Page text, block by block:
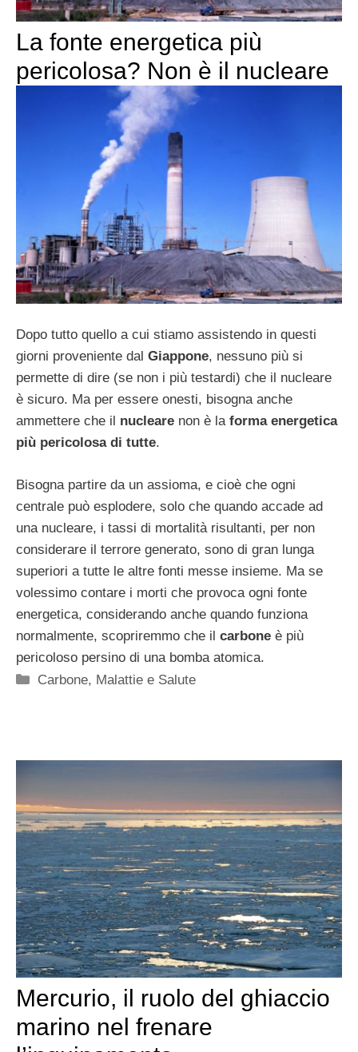
La fonte energetica più
pericolosa? Non è il nucleare
Dopo tutto quello a cui stiamo assistendo in questi
giorni proveniente dal Giappone, nessuno più si
permette di dire (se non i più testardi) che il nucleare
è sicuro. Ma per essere onesti, bisogna anche
ammettere che il nucleare non è la forma energetica
più pericolosa di tutte.
Bisogna partire da un assioma, e cioè che ogni
centrale può esplodere, solo che quando accade ad
una nucleare, i tassi di mortalità risultanti, per non
considerare il terrore generato, sono di gran lunga
superiori a tutte le altre fonti messe insieme. Ma se
volessimo contare i morti che provoca ogni fonte
energetica, considerando anche quando funziona
normalmente, scopriremmo che il carbone è più
pericoloso persino di una bomba atomica.
Categorie
Carbone, Malattie e Salute
Mercurio, il ruolo del ghiaccio
marino nel frenare